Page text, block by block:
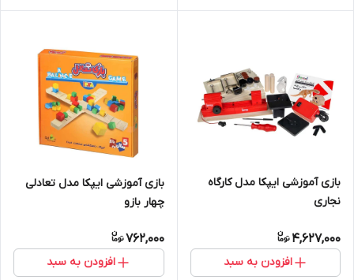
بازی آموزشی ایپکا مدل کارگاه
نجاری
4,627,000
افزودن به سبد
بازی آموزشی ایپکا مدل تعادلی
چهار بازو
762,000
افزودن به سبد